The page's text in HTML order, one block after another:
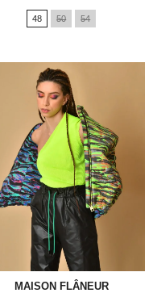
48 50 54
MAISON FLÂNEUR